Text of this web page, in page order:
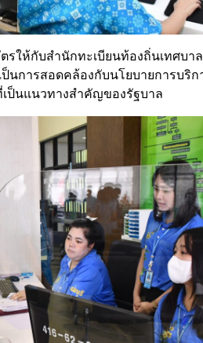
ให้กับสำนักทะเบียนท้องถิ่นเทศบา
นการสอดคล้องกับนโยบายการบริ
เป็นแนวทางสำคัญของรัฐบาล